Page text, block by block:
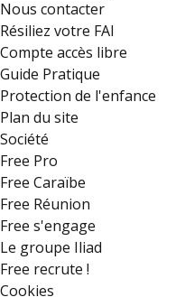
Nous contacter
Résiliez votre FAI
Compte accès libre
Guide Pratique
Protection de l'enfance
Plan du site
Société
Free Pro
Free Caraïbe
Free Réunion
Free s'engage
Le groupe Iliad
Free recrute !
Cookies